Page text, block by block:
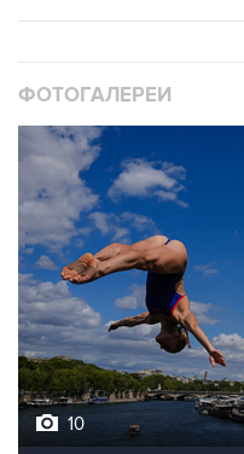
ФОТОГАЛЕРЕИ
10